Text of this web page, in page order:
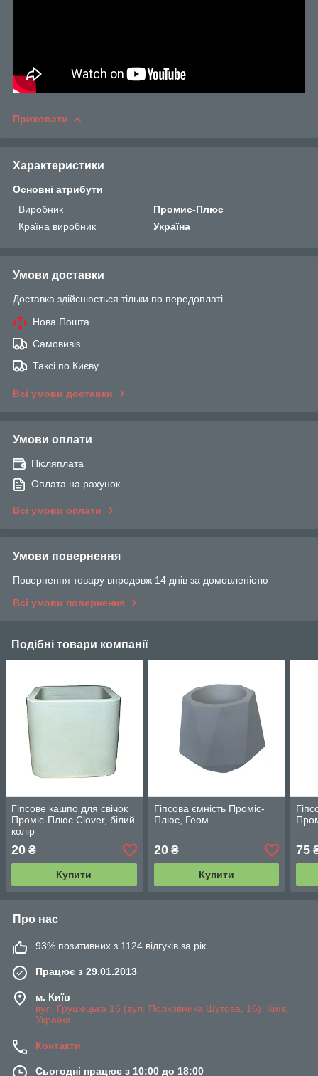
Приховати
Характеристики
Основні атрибути
Виробник
Промис-Плюс
Країна виробник
Україна
Умови доставки
Доставка здійснюється тільки по передоплаті.
Нова Пошта
Самовивіз
Таксі по Києву
Всі умови доставки
Умови оплати
Післяплата
Оплата на рахунок
Всі умови оплати
Умови повернення
Повернення товару впродовж 14 днів за домовленістю
Всі умови повернення
Подібні товари компанії
Гіпсове кашпо для свічок
Проміс-Плюс Clover, білий
колір
20 ₴
Купити
Гіпсова ємність Проміс-
Плюс, Геом
20₴
Купити
75
Про нас
93% позитивних з 1124 відгуків за рік
Працює з 29.01.2013
м. Київ
вул. Грушецька 16 (вул. Полковника Шутова, 16), Київ,
Україна
Контакти
Сьогодні працює з 10:00 до 18:00